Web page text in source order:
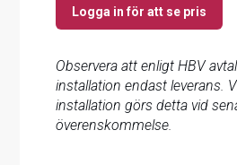
Logga in för att se pris
Observera att enligt HBV
installation endast leverans.
installation görs detta vid
överenskommelse.